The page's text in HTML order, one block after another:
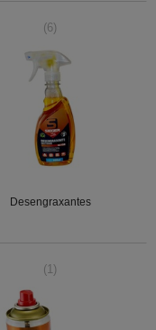
(6)
Desengraxantes
(1)